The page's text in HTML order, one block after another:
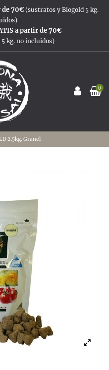
de 70€ (sustratos y Biogold 5 kg.
a partir de 70€
kg. no incluidos)
0
2,5kg. Granel